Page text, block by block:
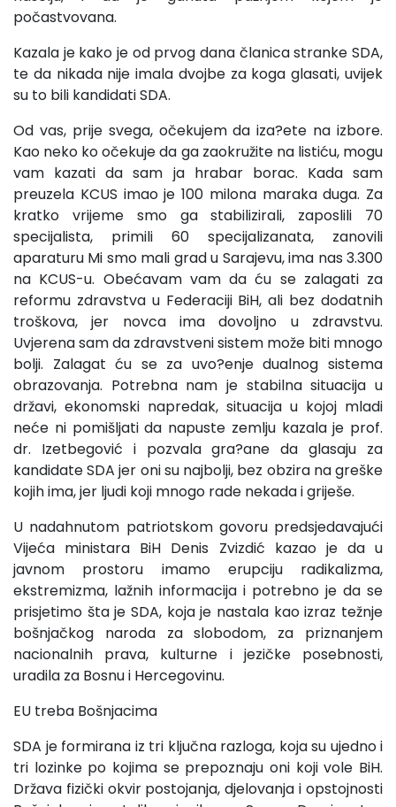
počastvovana.
Kazala je kako je od prvog dana članica stranke SDA,
te da nikada nije imala dvojbe za koga glasati, uvijek
su to bili kandidati SDA.
Od vas, prije svega, očekujem da iza?ete na izbore.
Kao neko ko očekuje da ga zaokružite na listiću, mogu
vam kazati da sam ja hrabar borac. Kada sam
preuzela KCUS imao je 100 milona maraka duga. Za
kratko vrijeme smo ga stabilizirali, zaposlili 70
specijalista, primili 60 specijalizanata, zanovili
aparaturu Mi smo mali grad u Sarajevu, ima nas 3.300
na KCUS-u. Obećavam vam da ću se zalagati za
reformu zdravstva u Federaciji BiH, ali bez dodatnih
troškova, jer novca ima dovoljno u zdravstvu.
Uvjerena sam da zdravstveni sistem može biti mnogo
bolji. Zalagat ću se za uvo?enje dualnog sistema
obrazovanja. Potrebna nam je stabilna situacija u
državi, ekonomski napredak, situacija u kojoj mladi
neće ni pomišljati da napuste zemlju kazala je prof.
dr. Izetbegović i pozvala gra?ane da glasaju za
kandidate SDA jer oni su najbolji, bez obzira na greške
kojih ima, jer ljudi koji mnogo rade nekada i griješe.
U nadahnutom patriotskom govoru predsjedavajući
Vijeća ministara BiH Denis Zvizdić kazao je da u
javnom prostoru imamo erupciju radikalizma,
ekstremizma, lažnih informacija i potrebno je da se
prisjetimo šta je SDA, koja je nastala kao izraz težnje
bošnjačkog naroda za slobodom, za priznanjem
nacionalnih prava, kulturne i jezičke posebnosti,
uradila za Bosnu i Hercegovinu.
EU treba Bošnjacima
SDA je formirana iz tri ključna razloga, koja su ujedno i
tri lozinke po kojima se prepoznaju oni koji vole BiH.
Država fizički okvir postojanja, djelovanja i opstojnosti